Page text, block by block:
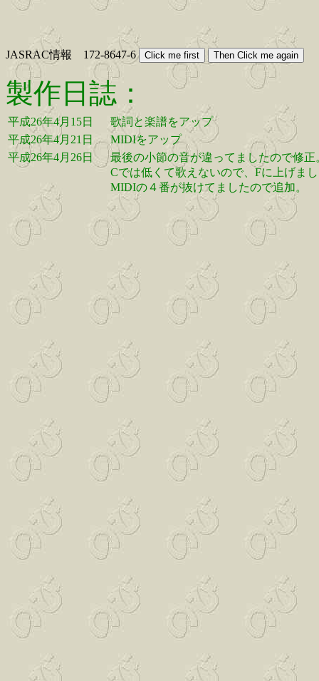
JASRAC情報 172-8647-6
製作日誌：
平成26年4月15日
歌詞と楽譜をアップ
平成26年4月21日
MIDIをアップ
平成26年4月26日
最後の小節の音が違ってましたので修正
Cでは低くて歌えないので、Fに上げま
MIDIの４番が抜けてましたので追加。